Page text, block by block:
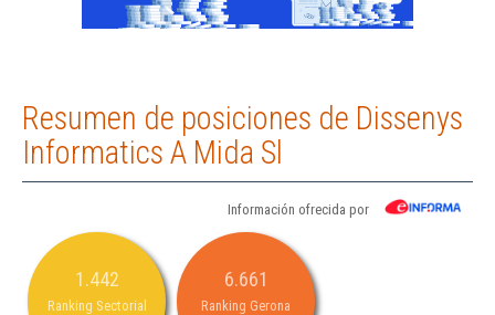
Resumen de posiciones de Dissenys
Informatics A Mida Sl
Información ofrecida por
1.442
Ranking Sectorial
6.661
Ranking Gerona